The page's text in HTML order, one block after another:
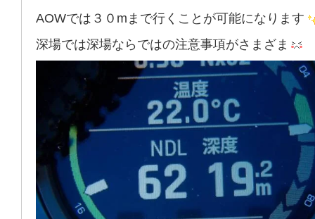
AOWでは３０mまで行くことが可能になります
深場では深場ならではの注意事項がさまざま